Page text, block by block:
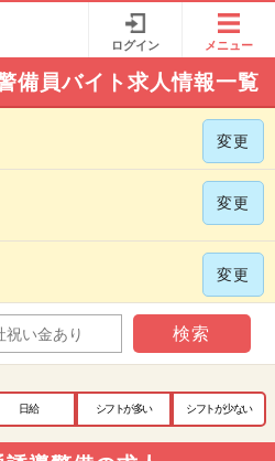
ログイン メニュー
備員バイト求人情報一覧
変更
変更
変更
検索
日給 シフトが多い シフトが少ない